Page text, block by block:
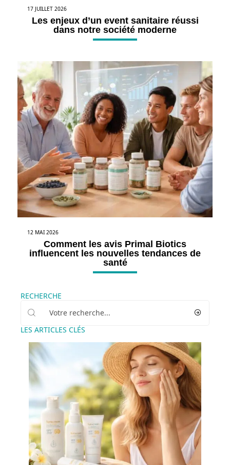
17 JUILLET 2026
Les enjeux d’un event sanitaire réussi
dans notre société moderne
12 MAI 2026
Comment les avis Primal Biotics
influencent les nouvelles tendances de
santé
RECHERCHE
LES ARTICLES CLÉS